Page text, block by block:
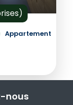
Appartement
nous